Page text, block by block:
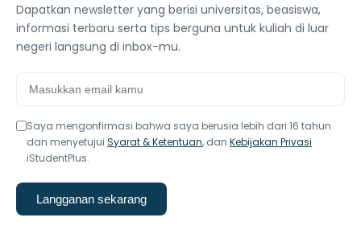
Dapatkan newsletter yang berisi universitas, beasiswa,
informasi terbaru serta tips berguna untuk kuliah di luar
negeri langsung di inbox-mu.
Saya mengonfirmasi bahwa saya berusia lebih dari 16 tahun
dan menyetujui Syarat & Ketentuan, dan Kebijakan Privasi
iStudentPlus.
Langganan sekarang